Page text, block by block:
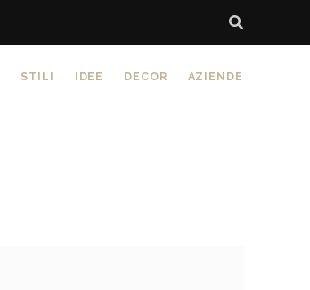
STILI IDEE DECOR AZIENDE